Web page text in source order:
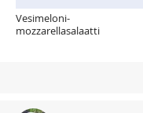
Vesimeloni-
mozzarellasalaatti